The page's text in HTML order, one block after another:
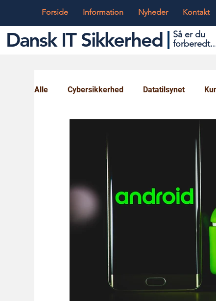
Forside Information Nyheder Kontakt
Dansk IT Sikkerhed
Så er du
forbered
Alle Cybersikkerhed Datatilsynet